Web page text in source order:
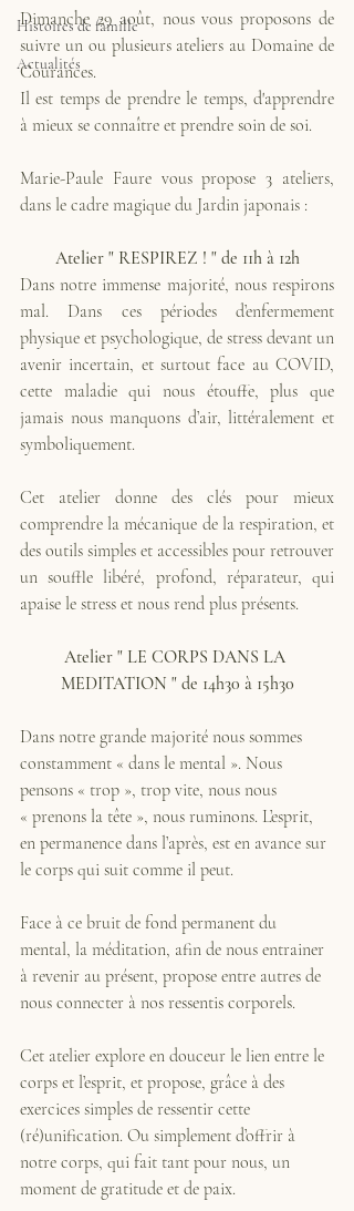
Histoires de famille
Actualités
Dimanche 29 août, nous vous proposons de
suivre un ou plusieurs ateliers au Domaine de
Courances.
Il est temps de prendre le temps, d'apprendre
à mieux se connaître et prendre soin de soi.
Marie-Paule Faure vous propose 3 ateliers,
dans le cadre magique du Jardin japonais :
Atelier " RESPIREZ ! " de 11h à 12h
Dans notre immense majorité, nous respirons
mal. Dans ces périodes d’enfermement
physique et psychologique, de stress devant un
avenir incertain, et surtout face au COVID,
cette maladie qui nous étouffe, plus que
jamais nous manquons d’air, littéralement et
symboliquement.
Cet atelier donne des clés pour mieux
comprendre la mécanique de la respiration, et
des outils simples et accessibles pour retrouver
un souffle libéré, profond, réparateur, qui
apaise le stress et nous rend plus présents.
Atelier " LE CORPS DANS LA
MEDITATION " de 14h30 à 15h30
Dans notre grande majorité nous sommes
constamment « dans le mental ». Nous
pensons « trop », trop vite, nous nous
« prenons la tête », nous ruminons. L’esprit,
en permanence dans l’après, est en avance sur
le corps qui suit comme il peut.
Face à ce bruit de fond permanent du
mental, la méditation, afin de nous entrainer
à revenir au présent, propose entre autres de
nous connecter à nos ressentis corporels.
Cet atelier explore en douceur le lien entre le
corps et l’esprit, et propose, grâce à des
exercices simples de ressentir cette
(ré)unification. Ou simplement d’offrir à
notre corps, qui fait tant pour nous, un
moment de gratitude et de paix.